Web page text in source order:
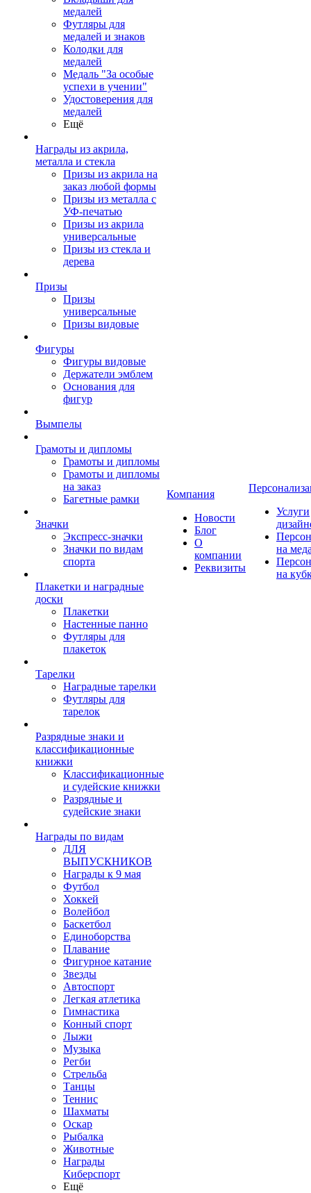
медалей
Футляры для
медалей и знаков
Колодки для
медалей
Медаль "За особые
успехи в учении"
Удостоверения для
медалей
Ещё
Награды из акрила,
металла и стекла
Призы из акрила на
заказ любой формы
Призы из металла с
УФ-печатью
Призы из акрила
универсальные
Призы из стекла и
дерева
Призы
Призы
универсальные
Призы видовые
Фигуры
Фигуры видовые
Держатели эмблем
Основания для
фигур
Вымпелы
Грамоты и дипломы
Грамоты и дипломы
Грамоты и дипломы
на заказ
Багетные рамки
Значки
Экспресс-значки
Значки по видам
спорта
Плакетки и наградные
доски
Плакетки
Настенные панно
Футляры для
плакеток
Тарелки
Наградные тарелки
Футляры для
тарелок
Разрядные знаки и
классификационные
книжки
Классификационные
и судейские книжки
Разрядные и
судейские знаки
Награды по видам
ДЛЯ
ВЫПУСКНИКОВ
Награды к 9 мая
Футбол
Хоккей
Волейбол
Баскетбол
Единоборства
Плавание
Фигурное катание
Звезды
Автоспорт
Легкая атлетика
Гимнастика
Конный спорт
Лыжи
Музыка
Регби
Стрельба
Танцы
Теннис
Шахматы
Оскар
Рыбалка
Животные
Награды
Киберспорт
Ещё
Компания
Новости
Блог
О
компании
Реквизиты
Услуги
на
на